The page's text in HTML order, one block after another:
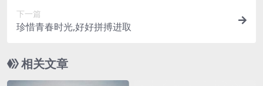
下一篇
珍惜青春时光,好好拼搏进取
相关文章